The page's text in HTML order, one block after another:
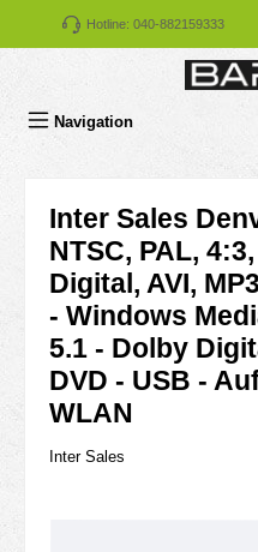
Zum Hauptinhalt springen
Hotline: 040-882159333
Navigation
Inter Sales
NTSC, PAL,
Digital, AVI,
- Windows
5.1 - Dolby
DVD - USB -
WLAN
Inter Sales